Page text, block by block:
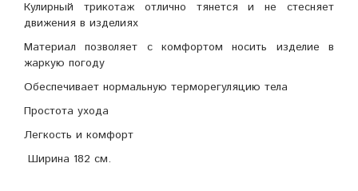
Кулирный трикотаж отлично тянется и не стесняет
движения в изделиях
Материал позволяет с комфортом носить изделие в
жаркую погоду
Обеспечивает нормальную терморегуляцию тела
Простота ухода
Легкость и комфорт
Ширина 182 см.